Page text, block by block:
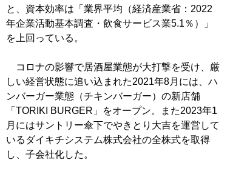
と、資本効率は「業界平均（経済産業省：2022
年企業活動基本調査・飲食サービス業5.1％）」
を上回っている。
コロナの影響で居酒屋業態が大打撃を受け、厳
しい経営状態に追い込まれた2021年8月には、ハ
ンバーガー業態（チキンバーガー）の新店舗
「TORIKI BURGER」をオープン。また2023年1
月にはサントリー傘下でやきとり大吉を運営して
いるダイキチシステム株式会社の全株式を取得
し、子会社化した。